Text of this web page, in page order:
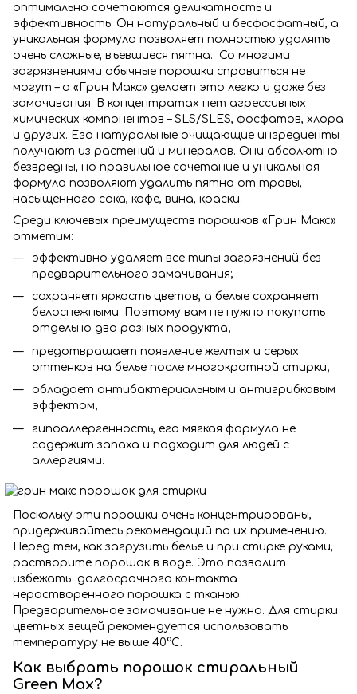
оптимально сочетаются деликатность и
эффективность. Он натуральный и бесфосфатный, а
уникальная формула позволяет полностью удалять
очень сложные, въевшиеся пятна. Со многими
загрязнениями обычные порошки справиться не
могут – а «Грин Макс» делает это легко и даже без
замачивания. В концентратах нет агрессивных
химических компонентов – SLS/SLES, фосфатов, хлора
и других. Его натуральные очищающие ингредиенты
получают из растений и минералов. Они абсолютно
безвредны, но правильное сочетание и уникальная
формула позволяют удалить пятна от травы,
насыщенного сока, кофе, вина, краски.
Среди ключевых преимуществ порошков «Грин Макс»
отметим:
эффективно удаляет все типы загрязнений без
предварительного замачивания;
сохраняет яркость цветов, а белые сохраняет
белоснежными. Поэтому вам не нужно покупать
отдельно два разных продукта;
предотвращает появление желтых и серых
оттенков на белье после многократной стирки;
обладает антибактериальным и антигрибковым
эффектом;
гипоаллергенность, его мягкая формула не
содержит запаха и подходит для людей с
аллергиями.
Поскольку эти порошки очень концентрированы,
придерживайтесь рекомендаций по их применению.
Перед тем, как загрузить белье и при стирке руками,
растворите порошок в воде. Это позволит
избежать долгосрочного контакта
нерастворенного порошка с тканью.
Предварительное замачивание не нужно. Для стирки
цветных вещей рекомендуется использовать
температуру не выше 40°С.
Как выбрать порошок стиральный
Green Max?